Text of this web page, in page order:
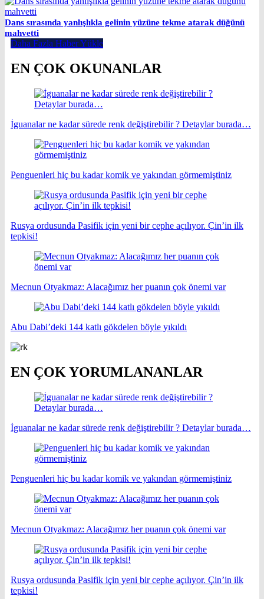
Dans sırasında yanlışlıkla gelinin yüzüne tekme atarak düğünü
mahvetti
Daha Fazla Haber Yükle
EN ÇOK OKUNANLAR
İguanalar ne kadar sürede renk değiştirebilir ? Detaylar burada…
Penguenleri hiç bu kadar komik ve yakından görmemiştiniz
Rusya ordusunda Pasifik için yeni bir cephe açılıyor. Çin’in ilk
tepkisi!
Mecnun Otyakmaz: Alacağımız her puanın çok önemi var
Abu Dabi’deki 144 katlı gökdelen böyle yıkıldı
EN ÇOK YORUMLANANLAR
İguanalar ne kadar sürede renk değiştirebilir ? Detaylar burada…
Penguenleri hiç bu kadar komik ve yakından görmemiştiniz
Mecnun Otyakmaz: Alacağımız her puanın çok önemi var
Rusya ordusunda Pasifik için yeni bir cephe açılıyor. Çin’in ilk
tepkisi!